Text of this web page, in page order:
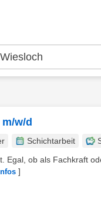
w/d
Schichtarbeit
Egal, ob als Fachkraft
]